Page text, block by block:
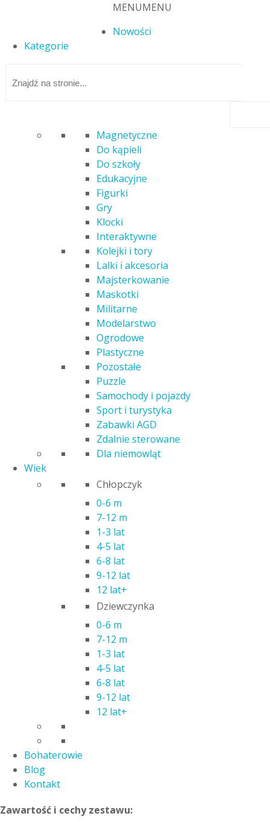
MENUMENU
Nowości
Kategorie
Magnetyczne
Do kąpieli
Do szkoły
Edukacyjne
Figurki
Gry
Klocki
Interaktywne
Kolejki i tory
Lalki i akcesoria
Majsterkowanie
Maskotki
Militarne
Modelarstwo
Ogrodowe
Plastyczne
Pozostałe
Puzzle
Samochody i pojazdy
Sport i turystyka
Zabawki AGD
Zdalnie sterowane
Dla niemowląt
Wiek
Chłopczyk
0-6 m
7-12 m
1-3 lat
4-5 lat
6-8 lat
9-12 lat
12 lat+
Dziewczynka
0-6 m
7-12 m
1-3 lat
4-5 lat
6-8 lat
9-12 lat
12 lat+
Bohaterowie
Blog
Kontakt
Figurki
/ PLAYMOBIL 9495 SALON W
ŚWIĄTECZNYM WYSTROJU
PLAYMOBIL 9495 SALON W
ŚWIĄTECZNYM WYSTROJU
Poprzednia najniższa cena:80,00
Kod produktu: 22168
Czas realizacji zamówienia: 24h
Opis
Informacje dodatkowe
PLAYMOBIL CHRISTMAS 9495 SALON W ŚWIĄTECZNYM
Święta Bożego Narodzenia to wyjątkowy czas dla małych i
dużych. Firma Playmobil przygotowała dla dzieci kolekcję
fantastycznych zestawów, nawiązujących w swej tematyce
do magii i niezwykłej atmosfery związanej ze świętami i
Salon w świątecznym wystroju 9495
komplet uzupełniający do wyposażenia domku
Wszystko jest odświętnie przystrojone z okazji zbliżających
się świąt Bożego Narodzenia. Na stole jest stroik
adwentowy, bombki zawisły na choince, a tablica świąteczna
jest wyposażona w obrazki i listy życzeń. Dziecko radośnie
macha grzechotką i bawi się na macie z zabawkami. Mama i
tata patrzą radośnie na swoje małe dziecko i czekają na
wspólne świętowanie. Zestaw stanowi wspaniałe
uzupełnienie serii, ale świetnie nadaje się również do
zabawy z pominięciem innych zestawów.
Zawartość i cechy zestawu: